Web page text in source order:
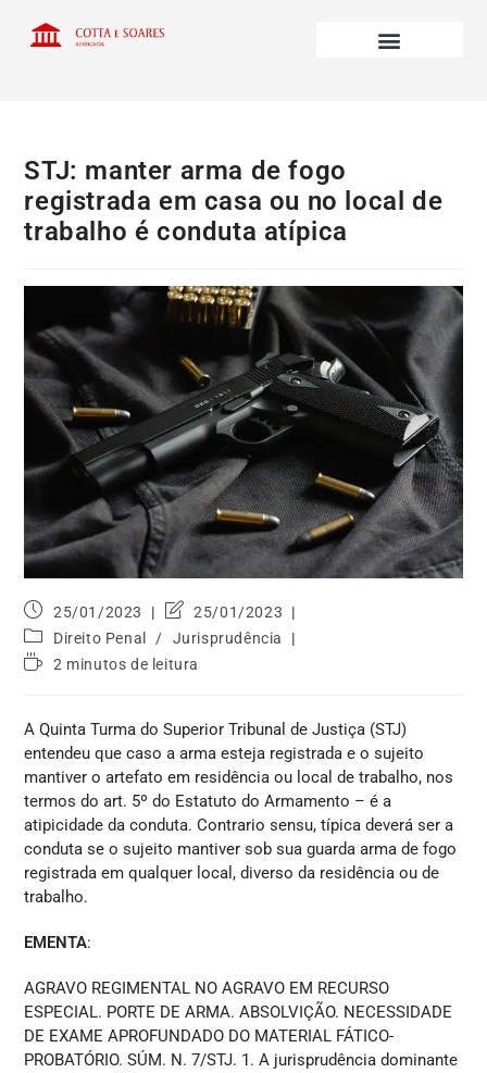
STJ: manter arma de fogo
registrada em casa ou no local de
trabalho é conduta atípica
25/01/2023
25/01/2023
Direito Penal
/
Jurisprudência
2 minutos de leitura
A Quinta Turma do Superior Tribunal de Justiça (STJ)
entendeu que caso a arma esteja registrada e o sujeito
mantiver o artefato em residência ou local de trabalho, nos
termos do art. 5º do Estatuto do Armamento – é a
atipicidade da conduta. Contrario sensu, típica deverá ser a
conduta se o sujeito mantiver sob sua guarda arma de fogo
registrada em qualquer local, diverso da residência ou de
trabalho.
EMENTA:
AGRAVO REGIMENTAL NO AGRAVO EM RECURSO
ESPECIAL. PORTE DE ARMA. ABSOLVIÇÃO. NECESSIDADE
DE EXAME APROFUNDADO DO MATERIAL FÁTICO-
PROBATÓRIO. SÚM. N. 7/STJ. 1. A jurisprudência dominante